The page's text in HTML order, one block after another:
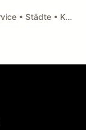
Catering & Partyservice • Städte • Küchenarten • Anfragen